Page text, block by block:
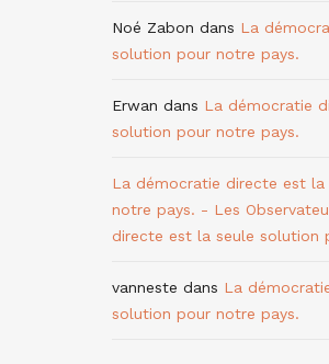
Noé Zabon dans La
solution pour notre pays.
Erwan dans La démocratie
solution pour notre pays.
La démocratie directe est
notre pays. - Les
directe est la seule solution
vanneste dans La
solution pour notre pays.